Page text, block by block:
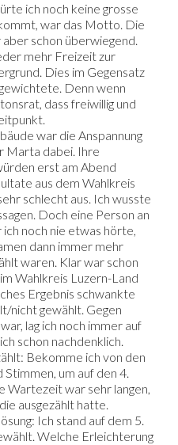
ich noch keine grosse
war das Motto. Die
schon überwiegend.
mehr Freizeit zur
Dies im Gegensatz
Denn wenn
dass freiwillig und
war die Anspannung
Marta dabei. Ihre
erst am Abend
aus dem Wahlkreis
schlecht aus. Ich wusste
Doch eine Person an
noch nie etwas hörte,
dann immer mehr
waren. Klar war schon
Wahlkreis Luzern-Land
Ergebnis schwankte
nicht gewählt. Gegen
lag ich noch immer auf
schon nachdenklich.
Bekomme ich von den
um auf den 4.
Wartezeit war sehr langen,
ausgezählt hatte.
Ich stand auf dem 5.
Welche Erleichterung